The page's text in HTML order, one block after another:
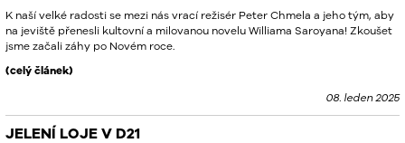
K naší velké radosti se mezi nás vrací režisér Peter Chmela a jeho tým, aby
na jeviště přenesli kultovní a milovanou novelu Williama Saroyana! Zkoušet
jsme začali záhy po Novém roce.
(celý článek)
08. leden 2025
JELENÍ LOJE V D21